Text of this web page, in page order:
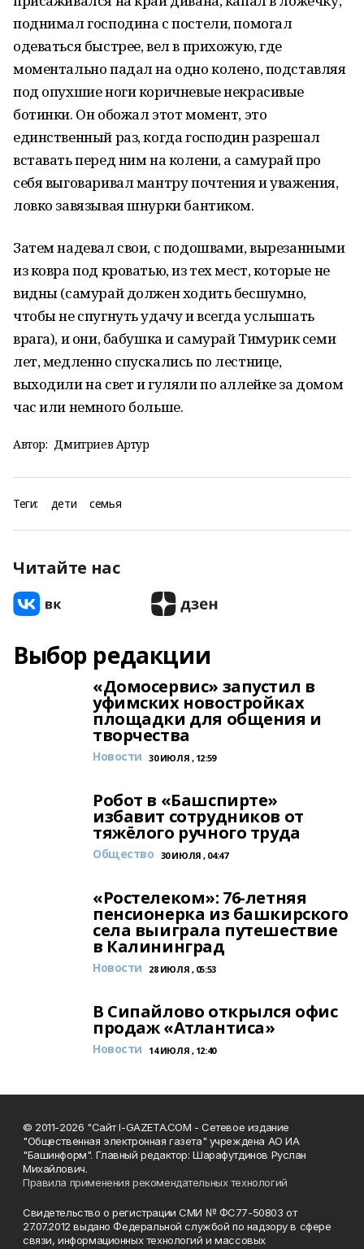
поднимал господина с постели, помогал
одеваться быстрее, вел в прихожую, где
моментально падал на одно колено, подставляя
под опухшие ноги коричневые некрасивые
ботинки. Он обожал этот момент, это
единственный раз, когда господин разрешал
вставать перед ним на колени, а самурай про
себя выговаривал мантру почтения и уважения,
ловко завязывая шнурки бантиком.
Затем надевал свои, с подошвами, вырезанными
из ковра под кроватью, из тех мест, которые не
видны (самурай должен ходить бесшумно,
чтобы не спугнуть удачу и всегда услышать
врага), и они, бабушка и самурай Тимурик семи
лет, медленно спускались по лестнице,
выходили на свет и гуляли по аллейке за домом
час или немного больше.
Автор: Дмитриев Артур
Теги: дети семья
Читайте нас
Выбор редакции
«Домосервис» запустил в
уфимских новостройках
площадки для общения и
творчества
Новости 30 ИЮЛЯ , 12:59
Робот в «Башспирте»
избавит сотрудников от
тяжёлого ручного труда
Общество 30 ИЮЛЯ , 04:47
«Ростелеком»: 76-летняя
пенсионерка из башкирского
села выиграла путешествие
в Калининград
Новости 28 ИЮЛЯ , 05:53
В Сипайлово открылся офис
продаж «Атлантиса»
Новости 14 ИЮЛЯ , 12:40
© 2011-2026 "Сайт I-GAZETA.COM - Сетевое издание
"Общественная электронная газета" учреждена АО ИА
"Башинформ". Главный редактор: Шарафутдинов Руслан
Михайлович.
Правила применения рекомендательных технологий
Свидетельство о регистрации СМИ № ФС77-50803 от
27.07.2012 выдано Федеральной службой по надзору в сфере
связи, информационных технологий и массовых